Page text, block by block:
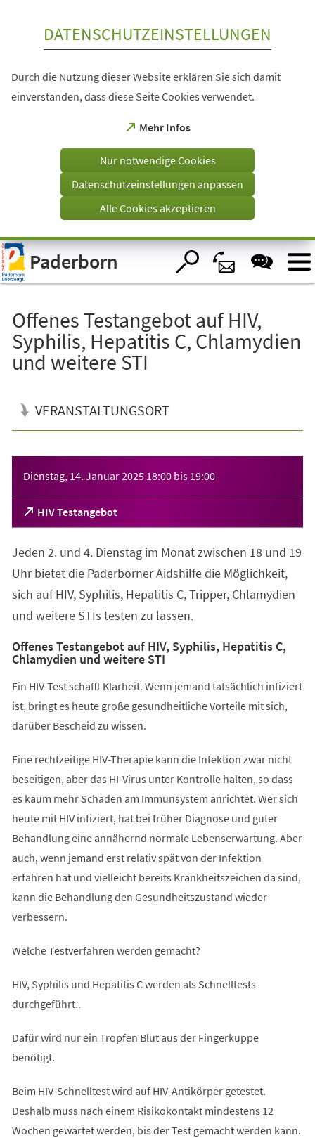
Visuelle
Assistenzsoftware
öffnen.
DATENSCHUTZEINSTELLUNGEN
Durch die Nutzung dieser Website erklären Sie sich damit
einverstanden, dass diese Seite Cookies verwendet.
Mehr Infos
(Öffnet
einem
Tab)
Nur notwendige Cookies
Datenschutzeinstellungen anpassen
Alle Cookies akzeptieren
Paderborn
Offenes Testangebot auf HIV,
Syphilis, Hepatitis C, Chlamydien
und weitere STI
VERANSTALTUNGSORT
Dienstag, 14. Januar 2025 18:00 bis 19:00
HIV Testangebot
(Öffnet
in
neuen
Tab)
Jeden 2. und 4. Dienstag im Monat zwischen 18 und 19
Uhr bietet die Paderborner Aidshilfe die Möglichkeit,
sich auf HIV, Syphilis, Hepatitis C, Tripper, Chlamydien
und weitere STIs testen zu lassen.
Offenes Testangebot auf HIV, Syphilis, Hepatitis C,
Chlamydien und weitere STI
Ein HIV-Test schafft Klarheit. Wenn jemand tatsächlich infiziert
ist, bringt es heute große gesundheitliche Vorteile mit sich,
darüber Bescheid zu wissen.
Eine rechtzeitige HIV-Therapie kann die Infektion zwar nicht
beseitigen, aber das HI-Virus unter Kontrolle halten, so dass
es kaum mehr Schaden am Immunsystem anrichtet. Wer sich
heute mit HIV infiziert, hat bei früher Diagnose und guter
Behandlung eine annähernd normale Lebenserwartung. Aber
auch, wenn jemand erst relativ spät von der Infektion
erfahren hat und vielleicht bereits Krankheitszeichen da sind,
kann die Behandlung den Gesundheitszustand wieder
verbessern.
Welche Testverfahren werden gemacht?
HIV, Syphilis und Hepatitis C werden als Schnelltests
durchgeführt..
Dafür wird nur ein Tropfen Blut aus der Fingerkuppe
benötigt.
Beim HIV-Schnelltest wird auf HIV-Antikörper getestet.
Deshalb muss nach einem Risikokontakt mindestens 12
Wochen gewartet werden, bis der Test gemacht werden kann.